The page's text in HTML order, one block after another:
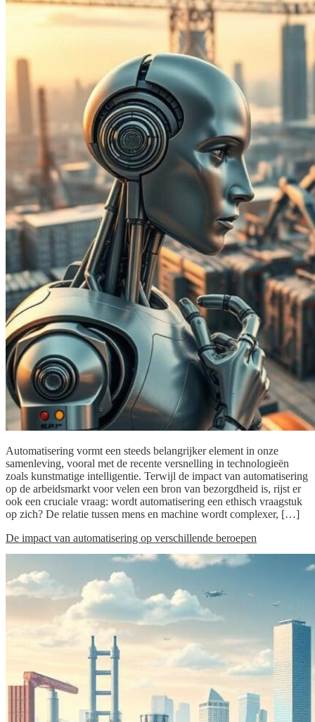
Automatisering vormt een steeds belangrijker element in onze
samenleving, vooral met de recente versnelling in technologieën
zoals kunstmatige intelligentie. Terwijl de impact van automatisering
op de arbeidsmarkt voor velen een bron van bezorgdheid is, rijst er
ook een cruciale vraag: wordt automatisering een ethisch vraagstuk
op zich? De relatie tussen mens en machine wordt complexer, […]
De impact van automatisering op verschillende beroepen